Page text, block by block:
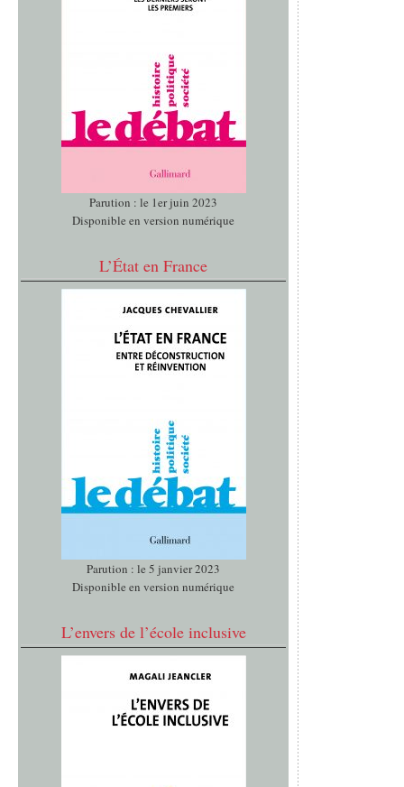
Parution : le 1er juin 2023
Disponible en version numérique
L’État en France
Parution : le 5 janvier 2023
Disponible en version numérique
L’envers de l’école inclusive